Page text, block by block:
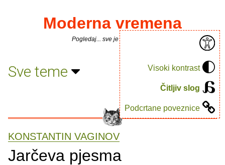
Visoki kontrast
Čitljiv slog
Podcrtane poveznice
Moderna vremena
Pogledaj... sve je puno knjiga.
Sve teme
KONSTANTIN VAGINOV
Jarčeva pjesma